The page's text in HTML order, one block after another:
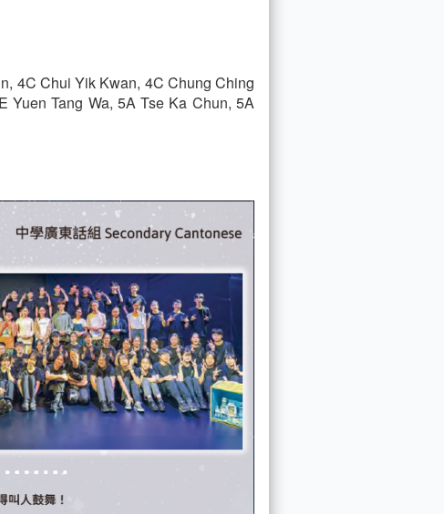
4C Chui Yik Kwan, 4C Chung Ching
Tang Wa, 5A Tse Ka Chun, 5A